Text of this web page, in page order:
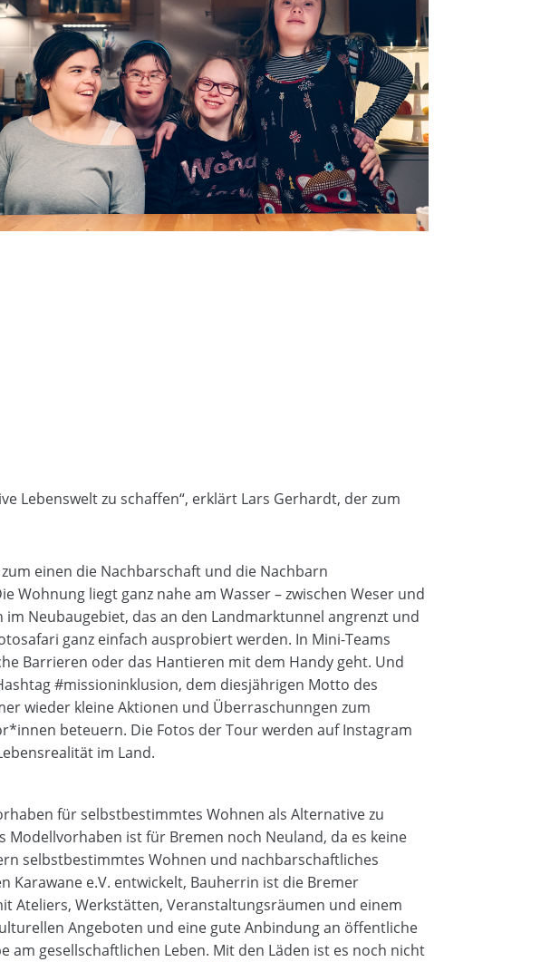
Lebenswelt zu schaffen“, erklärt Lars Gerhardt, der zum
einen die Nachbarschaft und die Nachbarn
Wohnung liegt ganz nahe am Wasser – zwischen Weser und
Neubaugebiet, das an den Landmarktunnel angrenzt und
ganz einfach ausprobiert werden. In Mini-Teams
Barrieren oder das Hantieren mit dem Handy geht. Und
#missioninklusion, dem diesjährigen Motto des
wieder kleine Aktionen und Überraschunngen zum
beteuern. Die Fotos der Tour werden auf Instagram
im Land.
für selbstbestimmtes Wohnen als Alternative zu
ist für Bremen noch Neuland, da es keine
selbstbestimmtes Wohnen und nachbarschaftliches
e.V. entwickelt, Bauherrin ist die Bremer
Ateliers, Werkstätten, Veranstaltungsräumen und einem
Angeboten und eine gute Anbindung an öffentliche
gesellschaftlichen Leben. Mit den Läden ist es noch nicht